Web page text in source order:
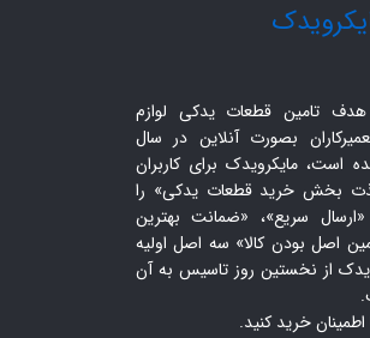
هدف تامین قطعات یدکی لوازم
بصورت آنلاین در سال
شده است، مایکرویدک برای کاربران
بخش خرید قطعات یدکی» را
سریع»، «ضمانت بهترین
اصل بودن کالا» سه اصل اولیه
از نخستین روز تاسیس به آن
اطمینان خرید کنید.​​​​​​​